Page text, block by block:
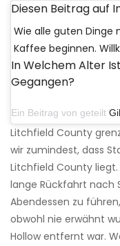
Diesen Beitrag auf
Wie alle guten Dinge
Kaffee beginnen.
In Welchem ​​alter
Gegangen?
Ein Beitrag von geteilt
Litchfield County
wir zumindest, dass
Litchfield County
lange Rückfahrt nach
Abendessen zu
obwohl nie erwähnt
Hollow entfernt war.